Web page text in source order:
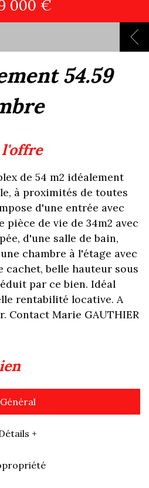
000 €
l'offre
de 54 m2 idéalement
à proximités de toutes
d'une entrée avec
pièce de vie de 34m2 avec
d'une salle de bain,
chambre à l'étage avec
cachet, belle hauteur sous
par ce bien. Idéal
rentabilité locative. A
Contact Marie GAUTHIER
Général
+